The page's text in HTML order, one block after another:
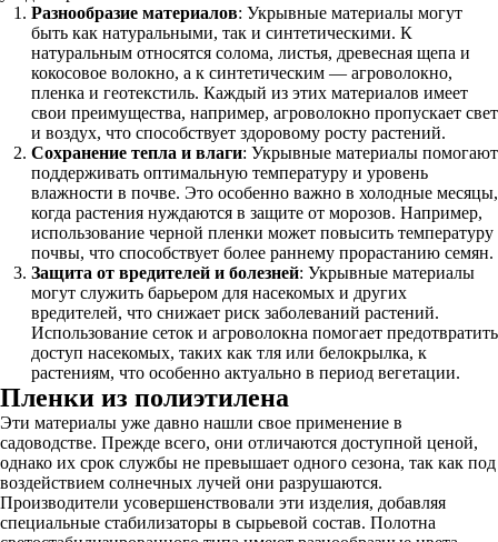
Разнообразие материалов: Укрывные материалы могут
быть как натуральными, так и синтетическими. К
натуральным относятся солома, листья, древесная щепа и
кокосовое волокно, а к синтетическим — агроволокно,
пленка и геотекстиль. Каждый из этих материалов имеет
свои преимущества, например, агроволокно пропускает свет
и воздух, что способствует здоровому росту растений.
Сохранение тепла и влаги: Укрывные материалы помогают
поддерживать оптимальную температуру и уровень
влажности в почве. Это особенно важно в холодные месяцы,
когда растения нуждаются в защите от морозов. Например,
использование черной пленки может повысить температуру
почвы, что способствует более раннему прорастанию семян.
Защита от вредителей и болезней: Укрывные материалы
могут служить барьером для насекомых и других
вредителей, что снижает риск заболеваний растений.
Использование сеток и агроволокна помогает предотвратить
доступ насекомых, таких как тля или белокрылка, к
растениям, что особенно актуально в период вегетации.
Пленки из полиэтилена
Эти материалы уже давно нашли свое применение в
садоводстве. Прежде всего, они отличаются доступной ценой,
однако их срок службы не превышает одного сезона, так как под
воздействием солнечных лучей они разрушаются.
Производители усовершенствовали эти изделия, добавляя
специальные стабилизаторы в сырьевой состав. Полотна